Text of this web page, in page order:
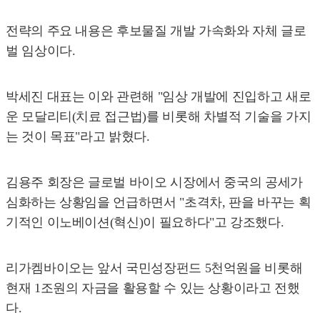
전략의 주요 내용은 후보물질 개발 가속화와 자체 글로
벌 임상이다.
박세진 대표는 이와 관련해 "임상 개발에 진입하고 새로
운 모달리티(치료 접근법)를 비롯해 차별적 기술을 가지
는 것이 목표"라고 밝혔다.
김용주 회장은 글로벌 바이오 시장에서 중국의 공세가
심화하는 상황임을 언급하면서 "초격차, 판을 바꾸는 획
기적인 이노베이션(혁신)이 필요하다"고 강조했다.
리가켐바이오는 앞서 국민성장펀드 5천억원을 비롯해
현재 1조원의 자금을 활용할 수 있는 상황이라고 전했
다.